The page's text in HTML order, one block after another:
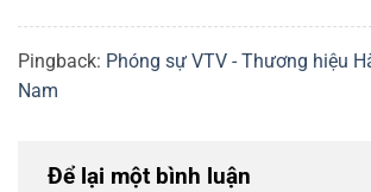
Pingback: Phóng sự VTV - Thương hiệu
Nam
Để lại một bình luận